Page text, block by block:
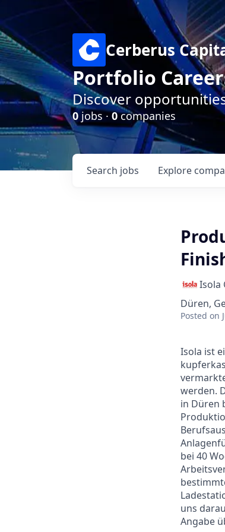
Cerberus
Portfolio
Discover
0jobs ·0companies
Search jobs Explore
Isola
Düren,
Posted on
Isola ist
werden.
in Düren
bei 40
uns
Angabe